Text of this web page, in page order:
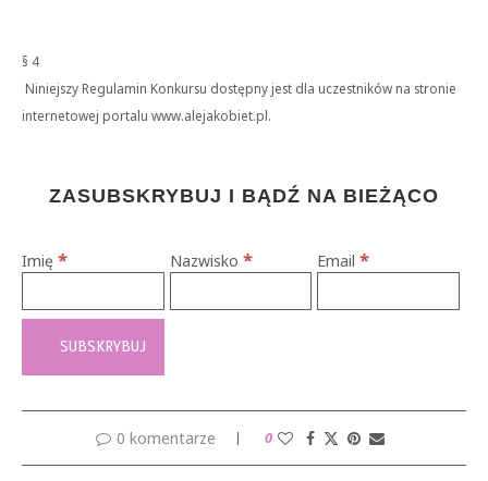
§ 4
Niniejszy Regulamin Konkursu dostępny jest dla uczestników na stronie
internetowej portalu www.alejakobiet.pl.
ZASUBSKRYBUJ I BĄDŹ NA BIEŻĄCO
Imię * Nazwisko * Email*
0 komentarze 0